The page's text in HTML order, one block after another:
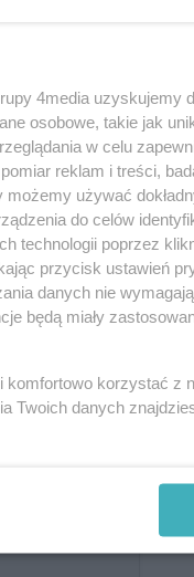
4media uzyskujemy
osobowe, takie jak
w celu
reklam i treści,
możemy używać
do celów
technologii poprzez
przycisk ustawień
danych nie
będą miały
komfortowo korzystać z
Twoich danych